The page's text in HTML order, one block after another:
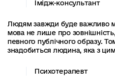
Імідж-консультант
Людям завжди буде важливо
мова не лише про
певного публічного образу.
знадобиться людина, яка з
Психотерапевт